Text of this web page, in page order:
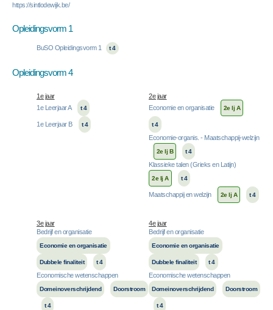
https://sintlodewijk.be/
Opleidingsvorm 1
BuSO Opleidingsvorm 1 t 4
Opleidingsvorm 4
1e jaar
2e jaar
1e Leerjaar A
t 4
1e Leerjaar B t 4
Economie en organisatie 2e lj A
t 4
Economie-organis. - Maatschappij-welzijn
2e lj B t 4
Klassieke talen (Grieks en Latijn)
2e lj A t 4
Maatschappij en welzijn 2e lj A t 4
3e jaar
4e jaar
Bedrijf en organisatie
Economie en organisatie
Dubbele finaliteit t 4
Economische wetenschappen
Domeinoverschrijdend Doorstroom
t 4
Bedrijf en organisatie
Economie en organisatie
Dubbele finaliteit t 4
Economische wetenschappen
Domeinoverschrijdend Doorstroom
t 4